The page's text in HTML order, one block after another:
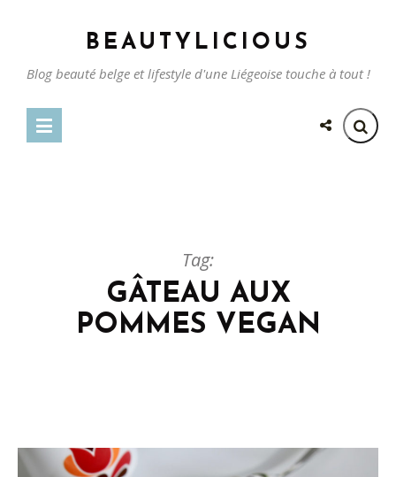
BEAUTYLICIOUS
Blog beauté belge et lifestyle d'une Liégeoise touche à tout !
Tag:
GÂTEAU AUX
POMMES VEGAN